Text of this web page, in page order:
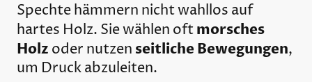
Spechte hämmern nicht wahllos auf
hartes Holz. Sie wählen oftmorsches
Holz oder nutzen seitliche Bewegungen,
um Druck abzuleiten.